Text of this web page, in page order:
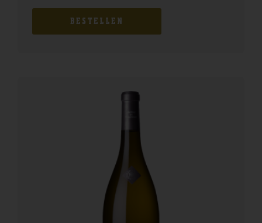
BESTELLEN